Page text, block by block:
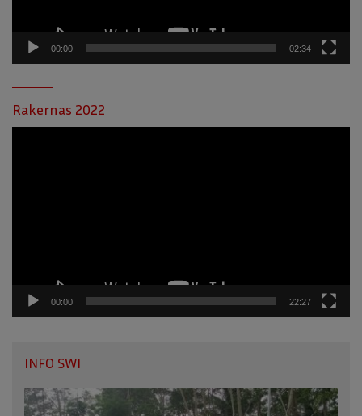
00:00 02:34
Rakernas 2022
00:00 22:27
INFO SWI